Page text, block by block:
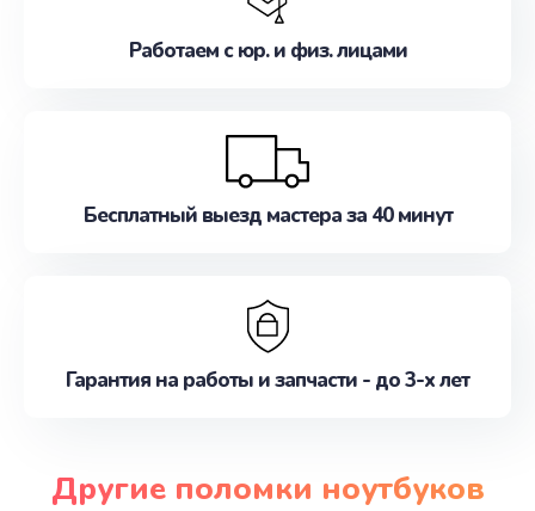
Работаем с юр. и физ. лицами
Бесплатный выезд мастера за 40 минут
Гарантия на работы и запчасти - до 3-х лет
Другие поломки ноутбуков